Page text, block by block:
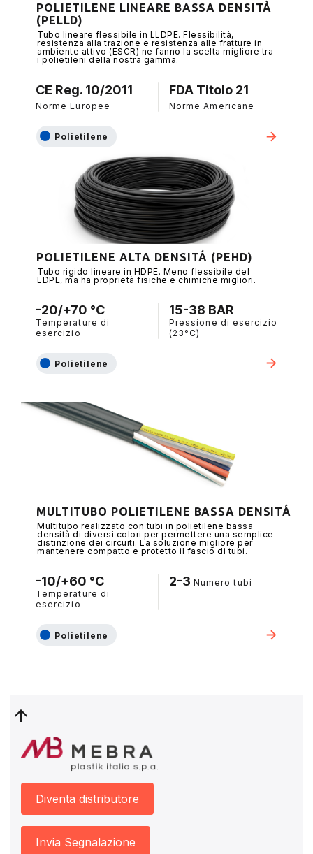
POLIETILENE LINEARE BASSA DENSITÀ
(PELLD)
Tubo lineare flessibile in LLDPE. Flessibilità,
resistenza alla trazione e resistenza alle fratture in
ambiente attivo (ESCR) ne fanno la scelta migliore tra
i polietileni della nostra gamma.
CE Reg. 10/2011
Norme Europee
FDA Titolo 21
Norme Americane
Polietilene
POLIETILENE ALTA DENSITÁ (PEHD)
Tubo rigido lineare in HDPE. Meno flessibile del
LDPE, ma ha proprietà fisiche e chimiche migliori.
-20/+70 °C
Temperature di
esercizio
15-38 BAR
Pressione di esercizio
(23°C)
Polietilene
MULTITUBO POLIETILENE BASSA DENSITÁ
Multitubo realizzato con tubi in polietilene bassa
densità di diversi colori per permettere una semplice
distinzione dei circuiti. La soluzione migliore per
mantenere compatto e protetto il fascio di tubi.
-10/+60 °C
Temperature di
esercizio
2-3 Numero tubi
Polietilene
Diventa distributore
Invia Segnalazione